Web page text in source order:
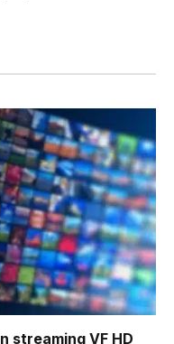
streaming VF HD